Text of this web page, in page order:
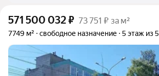
571 500 032₽ 73 751 ₽ за м²
7749 м² свободное назначение 5 этаж из 5